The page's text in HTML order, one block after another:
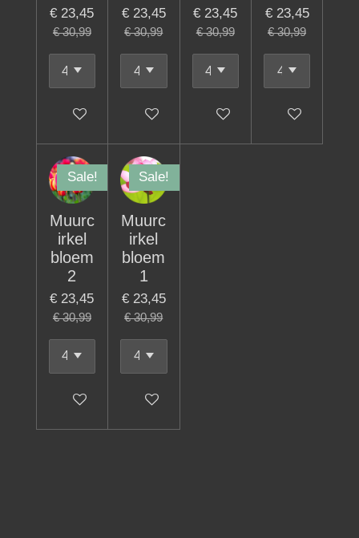
€ 23,45
€ 30,99
In winkelwagen
€ 23,45
€ 30,99
In winkelwagen
€ 23,45
€ 30,99
In winkelwagen
€ 23,45
€ 30,99
In winkelwagen
Sale!
Muurc
irkel
bloem
2
€ 23,45
€ 30,99
In winkelwagen
Sale!
Muurc
irkel
bloem
1
€ 23,45
€ 30,99
In winkelwagen